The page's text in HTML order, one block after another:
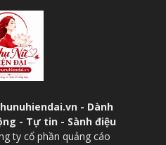
- Dành
- Tự tin - Sành điệu
ty cổ phần quảng cáo